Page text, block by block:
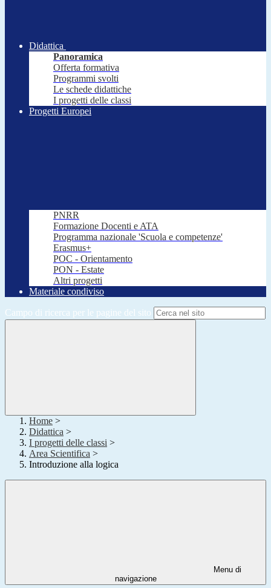
Didattica
Panoramica
Offerta formativa
Programmi svolti
Le schede didattiche
I progetti delle classi
Progetti Europei
PNRR
Formazione Docenti e ATA
Programma nazionale 'Scuola e competenze'
Erasmus+
POC - Orientamento
PON - Estate
Altri progetti
Materiale condiviso
Campo di ricerca per le pagine del sito
Home >
Didattica >
I progetti delle classi >
Area Scientifica >
Introduzione alla logica
Menu di
navigazione